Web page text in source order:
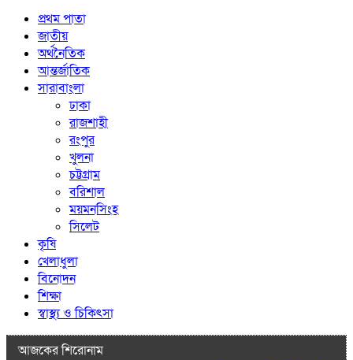
প্রথম পাতা
জাতীয়
অর্থনৈতিক
আন্তর্জাতিক
সারাবাংলা
ঢাকা
রাজশাহী
রংপুর
খুলনা
চট্টগ্রাম
বরিশাল
ময়মনসিংহ
সিলেট
কৃষি
খেলাধুলা
বিনোদন
শিক্ষা
স্বাস্থ্য ও চিকিৎসা
আজকের শিরোনাম